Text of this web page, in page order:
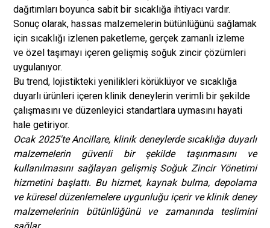
dağıtımları boyunca sabit bir sıcaklığa ihtiyacı vardır.
Sonuç olarak, hassas malzemelerin bütünlüğünü sağlamak
için sıcaklığı izlenen paketleme, gerçek zamanlı izleme
ve özel taşımayı içeren gelişmiş soğuk zincir çözümleri
uygulanıyor.
Bu trend, lojistikteki yenilikleri körüklüyor ve sıcaklığa
duyarlı ürünleri içeren klinik deneylerin verimli bir şekilde
çalışmasını ve düzenleyici standartlara uymasını hayati
hale getiriyor.
Ocak 2025'te Ancillare, klinik deneylerde sıcaklığa duyarlı
malzemelerin güvenli bir şekilde taşınmasını ve
kullanılmasını sağlayan gelişmiş Soğuk Zincir Yönetimi
hizmetini başlattı. Bu hizmet, kaynak bulma, depolama
ve küresel düzenlemelere uygunluğu içerir ve klinik deney
malzemelerinin bütünlüğünü ve zamanında teslimini